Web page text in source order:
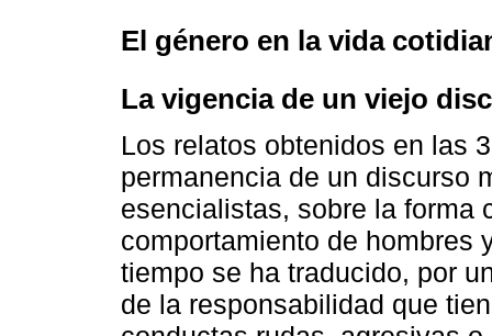
El género en la vida
La vigencia de un viejo
Los relatos obtenidos en las
permanencia de un discurso
esencialistas, sobre la forma
comportamiento de hombres
tiempo se ha traducido, por
de la responsabilidad que